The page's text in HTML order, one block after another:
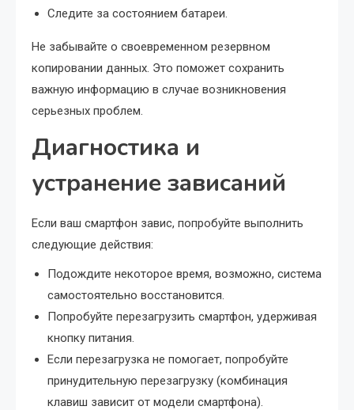
Следите за состоянием батареи.
Не забывайте о своевременном резервном
копировании данных. Это поможет сохранить
важную информацию в случае возникновения
серьезных проблем.
Диагностика и
устранение зависаний
Если ваш смартфон завис, попробуйте выполнить
следующие действия:
Подождите некоторое время, возможно, система
самостоятельно восстановится.
Попробуйте перезагрузить смартфон, удерживая
кнопку питания.
Если перезагрузка не помогает, попробуйте
принудительную перезагрузку (комбинация
клавиш зависит от модели смартфона).